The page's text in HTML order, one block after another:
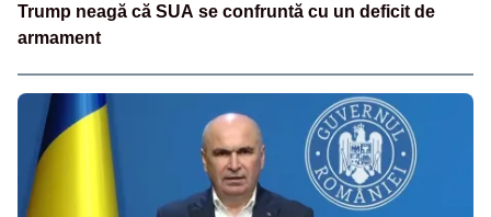
Trump neagă că SUA se confruntă cu un deficit de
armament